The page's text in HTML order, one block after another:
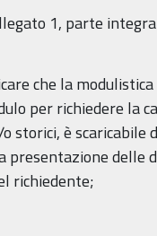
1, parte
che la
per richiedere la
storici, è
delle
richiedente;